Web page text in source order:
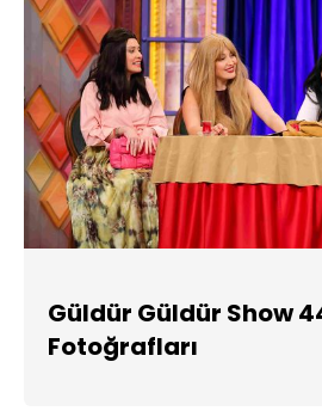
Güldür Güldür Show
Fotoğrafları